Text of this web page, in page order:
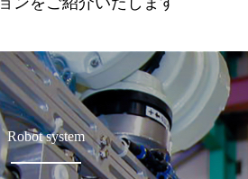
Robot system